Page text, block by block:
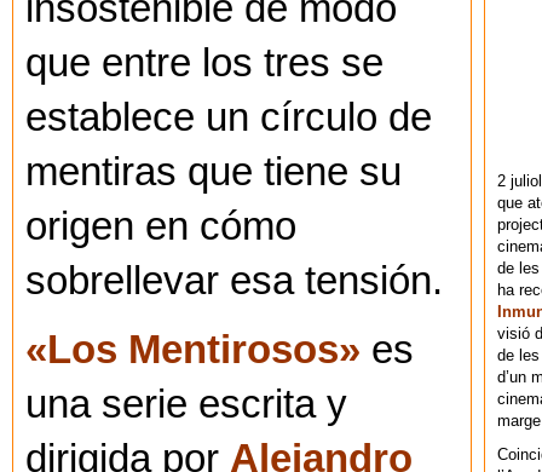
que entre los tres se
establece un círculo de
mentiras que tiene su
origen en cómo
sobrellevar esa tensión.
«Los Mentirosos» es
una serie escrita y
dirigida por Alejandro
2
que
de
ha
visió
de
d’un